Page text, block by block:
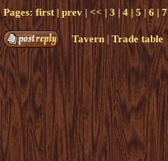
Pages: first| prev | << | 3 | 4|5|6 |7
Tavern | Trade table